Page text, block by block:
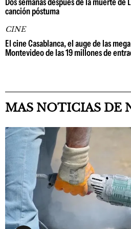
canción póstuma
CINE
El cine Casablanca, el auge de las
Montevideo de las 19 millones de
MAS NOTICIAS DE